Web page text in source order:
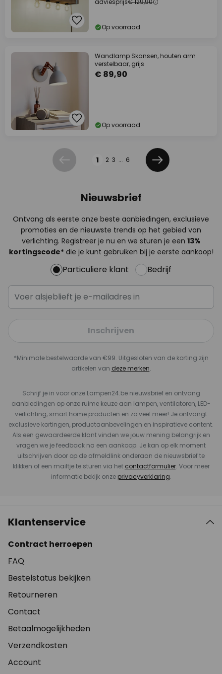
adviesprijs€ 129,90
Op voorraad
Wandlamp Skansen, houten arm
verstelbaar, grijs
€ 89,90
Op voorraad
Vorige 1 2 3 ... 6
Volgende
Nieuwsbrief
Ontvang als eerste onze beste aanbiedingen, exclusieve
promoties en de nieuwste trends op het gebied van
verlichting. Registreer je nu en we sturen je een 13%
kortingscode*die je kunt gebruiken bij je eerste aankoop!
Particuliere klant Bedrijf
Inschrijven
*Minimale bestelwaarde van €99. Uitgesloten van de korting zijn
artikelen van deze merken.
Schrijf je in voor onze Lampen24.be nieuwsbrief en ontvang
aanbiedingen op onze ruime keuze aan lampen, ventilatoren, LED-
verlichting, smart home producten en zo veel meer! Je ontvangt
exclusieve kortingen, productaanbevelingen en inspiratieve content.
Als een gewaardeerde klant vinden we jouw mening belangrijk en
vragen we je feedback na een aankoop. Je kan op elk moment
uitschrijven door op de afmeldlink onderaan de nieuwsbrief te
klikken of een mailtje te sturen via het contactformulier. Voor meer
informatie bekijk onze privacyverklaring.
Klantenservice
Contract herroepen
FAQ
Bestelstatus bekijken
Retourneren
Contact
Betaalmogelijkheden
Verzendkosten
Account